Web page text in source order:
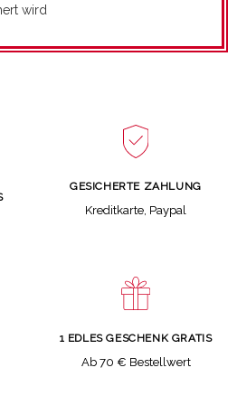
wird
GESICHERTE ZAHLUNG
Kreditkarte, Paypal
1 EDLES GESCHENK GRATIS
Ab 70 € Bestellwert